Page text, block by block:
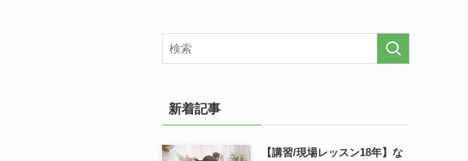
新着記事
【講習/現場レッスン18年】な